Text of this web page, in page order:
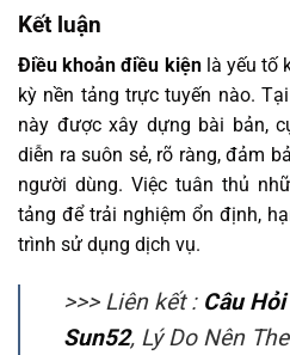
Kết luận
Điều khoản điều kiệnlà yếu tố
kỳ nền tảng trực tuyến nào.
này được xây dựng bài bản,
diễn ra suôn sẻ, rõ ràng, đảm
người dùng. Việc tuân thủ
tảng để trải nghiệm ổn định,
trình sử dụng dịch vụ.
>>> Liên kết : Câu
Sun52, Lý Do Nên